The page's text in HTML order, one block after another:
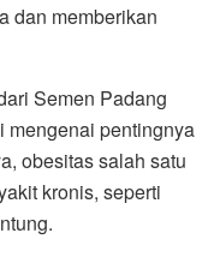
dan memberikan
Semen Padang
mengenai pentingnya
obesitas salah satu
kronis, seperti